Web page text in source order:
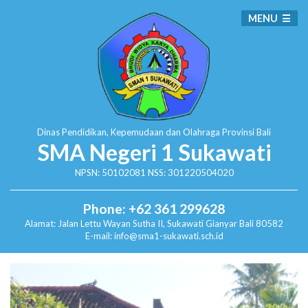
Dinas Pendidikan, Kepemudaan dan Olahraga Provinsi Bali
SMA Negeri 1 Sukawati
NPSN: 50102081 NSS: 301220504020
Phone: +62 361 299628
Alamat: Jalan Lettu Wayan Sutha II, SukawatiGianyar Bali 80582
E-mail: info@sma1-sukawati.sch.id
MENU